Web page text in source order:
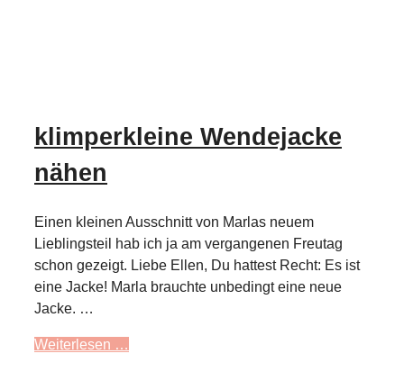
klimperkleine Wendejacke
nähen
Einen kleinen Ausschnitt von Marlas neuem
Lieblingsteil hab ich ja am vergangenen Freutag
schon gezeigt. Liebe Ellen, Du hattest Recht: Es ist
eine Jacke! Marla brauchte unbedingt eine neue
Jacke. …
Weiterlesen …